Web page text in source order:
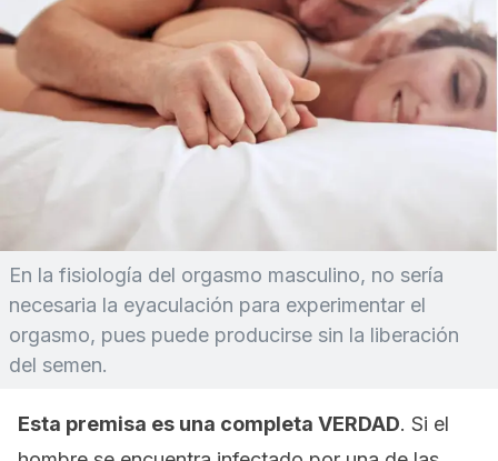
En la fisiología del orgasmo masculino, no sería
necesaria la eyaculación para experimentar el
orgasmo, pues puede producirse sin la liberación
del semen.
Esta premisa es una completa VERDAD. Si el